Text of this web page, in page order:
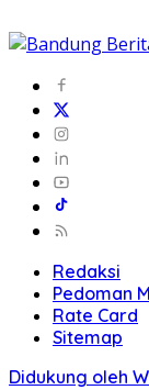
Redaksi
Pedoman
Rate Card
Sitemap
Didukung oleh